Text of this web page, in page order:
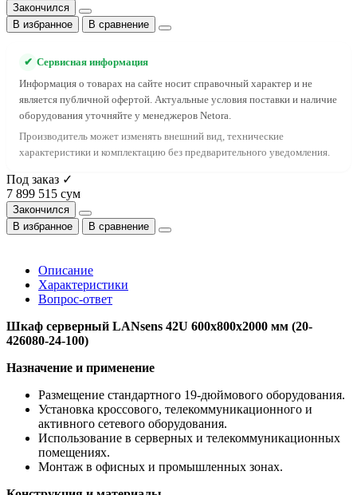
Закончился
В избранное
В сравнение
✔ Сервисная информация
Информация о товарах на сайте носит справочный характер и не
является публичной офертой. Актуальные условия поставки и наличие
оборудования уточняйте у менеджеров Netora.
Производитель может изменять внешний вид, технические
характеристики и комплектацию без предварительного уведомления.
Под заказ ✓
7 899 515 сум
Закончился
В избранное
В сравнение
Описание
Характеристики
Вопрос-ответ
Шкаф серверный LANsens 42U 600x800x2000 мм (20-
426080-24-100)
Назначение и применение
Размещение стандартного 19-дюймового оборудования.
Установка кроссового, телекоммуникационного и
активного сетевого оборудования.
Использование в серверных и телекоммуникационных
помещениях.
Монтаж в офисных и промышленных зонах.